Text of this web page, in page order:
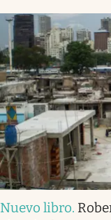
Nuevo libro.